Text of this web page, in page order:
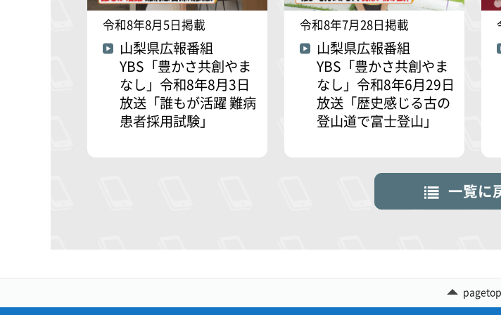
令和8年8月5日掲載
山梨県広報番組
YBS「豊かさ共創やま
なし」令和8年8月3日
放送「誰もが活躍 難病
患者採用試験」
令和8年7月28日掲載
山梨県広報番組
YBS「豊かさ共創やま
なし」令和8年6月29日
放送「歴史感じる古の
登山道で富士登山」
一覧に
pagetop